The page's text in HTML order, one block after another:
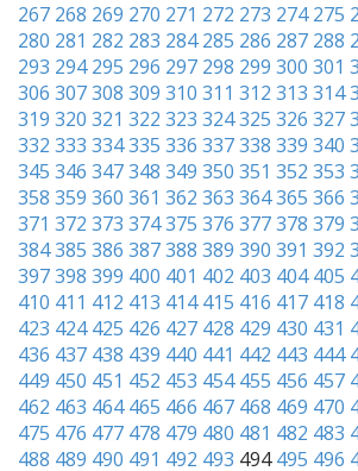
267 268 269 270 271 272 273 274 275
280 281 282 283 284 285 286 287 288
293 294 295 296 297 298 299 300 301
306 307308 309 310 311 312 313 314
319 320 321 322 323 324325 326 327
332 333 334335 336 337338 339 340
345 346 347348 349 350 351 352 353
358 359 360 361 362 363 364365 366
371 372 373 374375 376 377378 379
384385 386 387388 389 390 391 392
397398 399 400 401 402 403 404 405
410 411 412 413 414 415 416 417 418
423 424 425 426 427 428 429 430 431
436 437 438 439 440 441 442 443 444
449 450 451 452 453 454 455 456 457
462 463 464 465 466 467 468 469 470
475 476 477 478 479 480 481 482 483
488 489 490 491 492 493 494 495 496